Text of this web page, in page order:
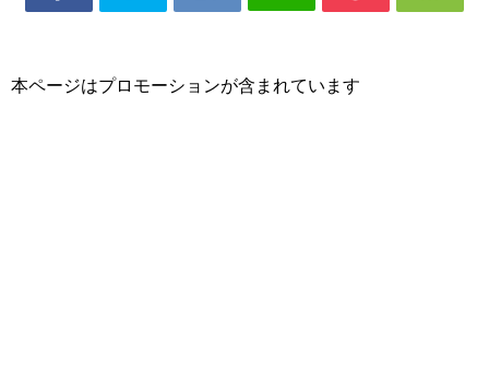
本ページはプロモーションが含まれています